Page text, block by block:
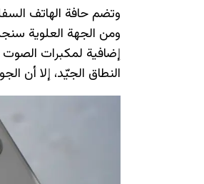
إضافية لمكبرات
النطاق الجيّد، إلا أن